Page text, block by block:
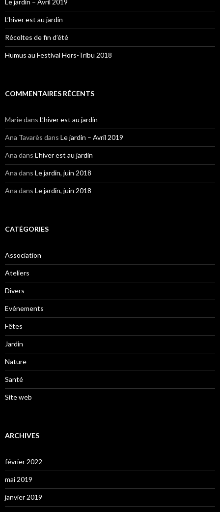
Le jardin – Avril 2019
L’hiver est au jardin
Récoltes de fin d’été
Humus au Festival Hors-Tribu 2018
COMMENTAIRES RÉCENTS
Mariedans L’hiver est au jardin
Ana Tavarès dans Le jardin – Avril 2019
Ana dans L’hiver est au jardin
Ana dans Le jardin, juin 2018
Ana dans Le jardin, juin 2018
CATÉGORIES
Association
Ateliers
Divers
Evénements
Fêtes
Jardin
Nature
Santé
Site web
ARCHIVES
février 2022
mai 2019
janvier 2019